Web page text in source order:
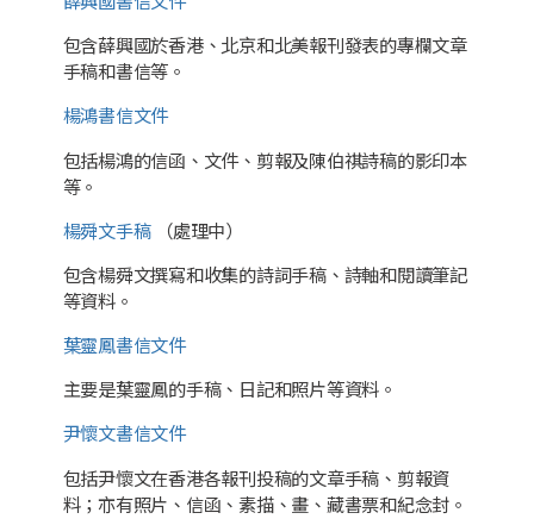
包含薛興國於香港、北京和北美報刊發表的專欄文章
手稿和書信等。
楊鴻書信文件
包括楊鴻的信函、文件、剪報及陳伯祺詩稿的影印本
等。
楊舜文手稿（處理中）
包含楊舜文撰寫和收集的詩詞手稿、詩軸和閱讀筆記
等資料。
葉靈鳳書信文件
主要是葉靈鳳的手稿、日記和照片等資料。
尹懷文書信文件
包括尹懷文在香港各報刊投稿的文章手稿、剪報資
料；亦有照片、信函、素描、畫、藏書票和紀念封。